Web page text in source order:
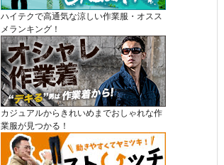
ハイテクで高通気な涼しい作業服・オスス
メランキング！
カジュアルからきれいめまでおしゃれな作
業服が見つかる！